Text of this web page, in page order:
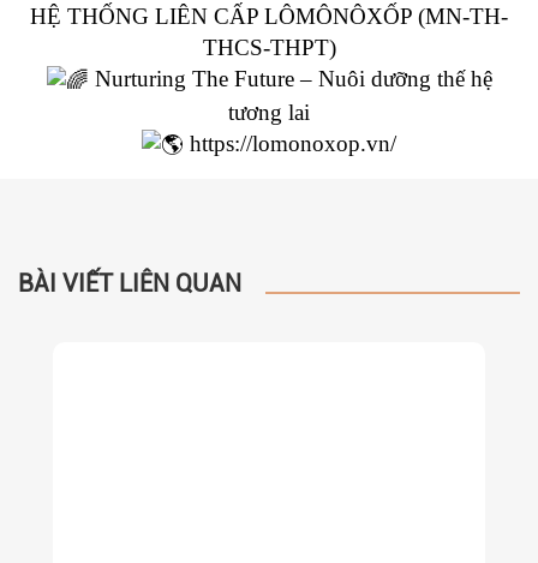
HỆ THỐNG LIÊN CẤP LÔMÔNÔXỐP (MN-TH-
THCS-THPT)
Nurturing The Future – Nuôi dưỡng thế hệ
tương lai
https://lomonoxop.vn/
BÀI VIẾT LIÊN QUAN